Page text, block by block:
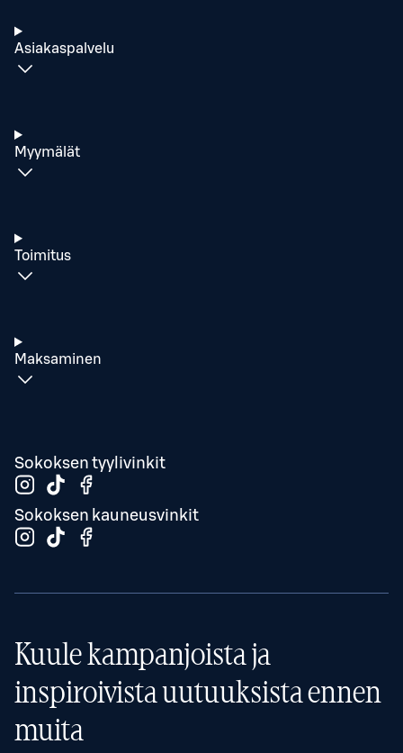
Asiakaspalvelu
Myymälät
Toimitus
Maksaminen
Sokoksen tyylivinkit
Sokoksen kauneusvinkit
Kuule kampanjoista ja
inspiroivista uutuuksista ennen
muita